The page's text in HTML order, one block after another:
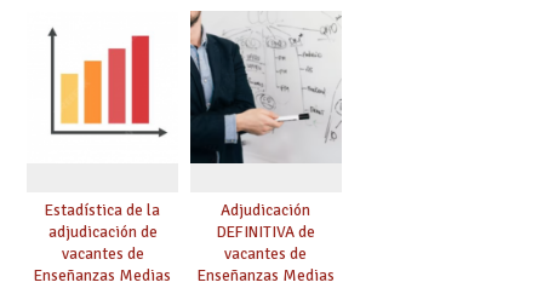
Estadística de la
adjudicación de
vacantes de
Enseñanzas Medias
Adjudicación
DEFINITIVA de
vacantes de
Enseñanzas Medias